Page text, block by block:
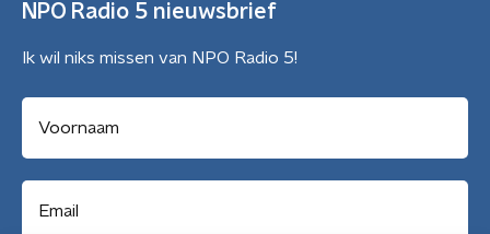
NPO Radio 5 nieuwsbrief
Ik wil niks missen van NPO Radio 5!